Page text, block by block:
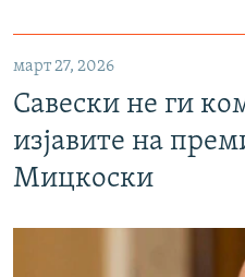
март 27, 2026
Савески не ги
изјавите на
Мицкоски